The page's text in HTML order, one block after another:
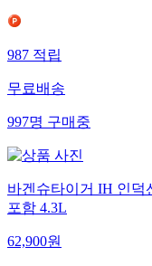
987 적립
무료배송
997명 구매중
바겐슈타이거 IH 인덕
포함 4.3L
62,900원